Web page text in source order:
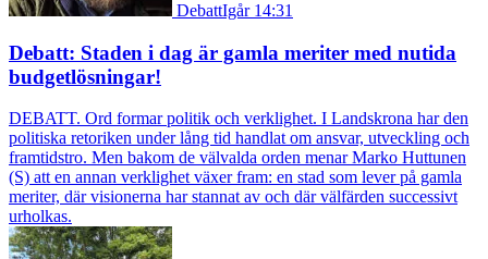
DebattIgår 14:31
Debatt: Staden i dag är gamla meriter med nutida
budgetlösningar!
DEBATT. Ord formar politik och verklighet. I Landskrona har den
politiska retoriken under lång tid handlat om ansvar, utveckling och
framtidstro. Men bakom de välvalda orden menar Marko Huttunen
(S) att en annan verklighet växer fram: en stad som lever på gamla
meriter, där visionerna har stannat av och där välfärden successivt
urholkas.